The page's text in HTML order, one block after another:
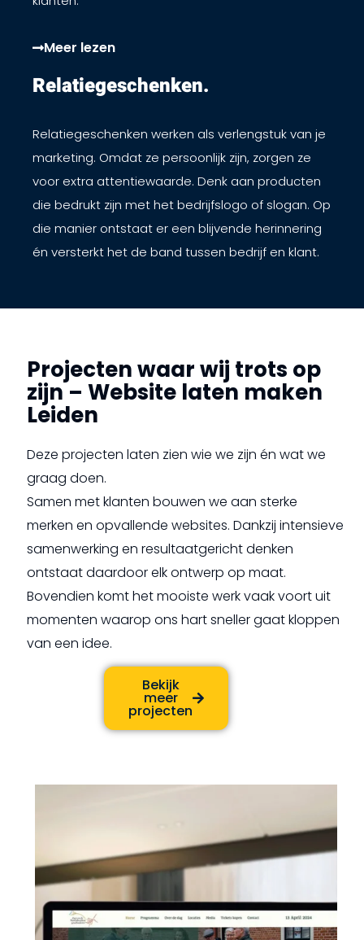
Meer lezen
Relatiegeschenken. ​
Relatiegeschenken werken als verlengstuk van je
marketing. Omdat ze persoonlijk zijn, zorgen ze
voor extra attentiewaarde. Denk aan producten
die bedrukt zijn met het bedrijfslogo of slogan. Op
die manier ontstaat er een blijvende herinnering
én versterkt het de band tussen bedrijf en klant.
Projecten waar wij trots op
zijn – Website laten maken
Leiden
Deze projecten laten zien wie we zijn én wat we
graag doen.
Samen met klanten bouwen we aan sterke
merken en opvallende websites. Dankzij intensieve
samenwerking en resultaatgericht denken
ontstaat daardoor elk ontwerp op maat.
Bovendien komt het mooiste werk vaak voort uit
momenten waarop ons hart sneller gaat kloppen
van een idee.
Bekijk
meer
projecten